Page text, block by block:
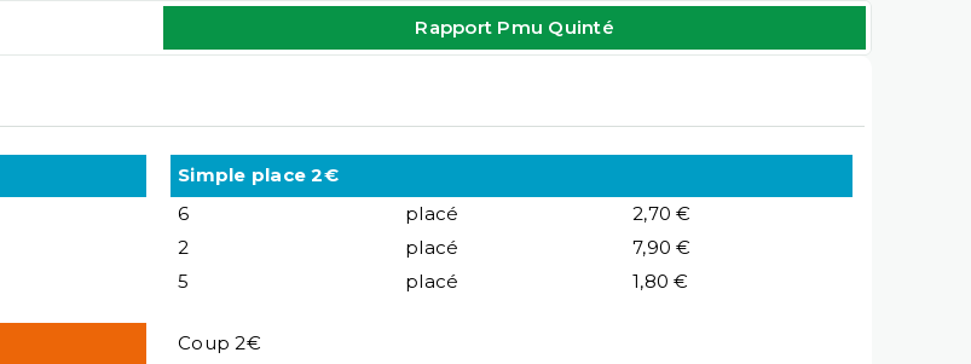
Rapport Pmu Quinté
Simple place 2€
6
placé
2,70 €
2
placé
7,90 €
5
placé 1,80 €
Coup 2€